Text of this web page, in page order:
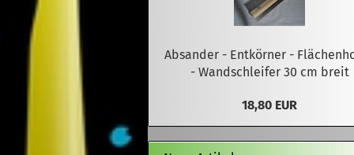
Absander - Entkörner -
- Wandschleifer 30 cm breit
18,80 EUR